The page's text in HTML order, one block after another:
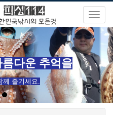
다운 추억을
즐기세요.